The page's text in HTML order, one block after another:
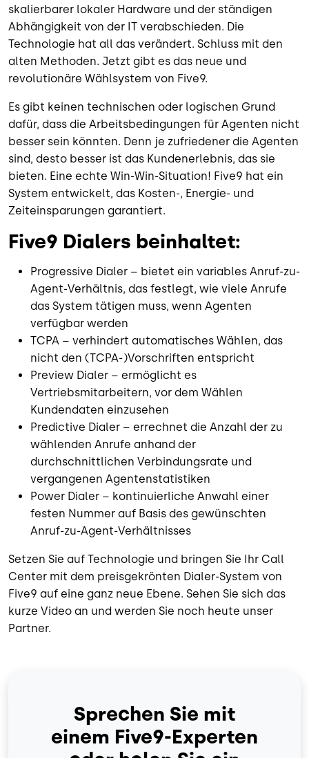
skalierbarer lokaler Hardware und der ständigen
Abhängigkeit von der IT verabschieden. Die
Technologie hat all das verändert. Schluss mit den
alten Methoden. Jetzt gibt es das neue und
revolutionäre Wählsystem von Five9.
Es gibt keinen technischen oder logischen Grund
dafür, dass die Arbeitsbedingungen für Agenten nicht
besser sein könnten. Denn je zufriedener die Agenten
sind, desto besser ist das Kundenerlebnis, das sie
bieten. Eine echte Win-Win-Situation! Five9 hat ein
System entwickelt, das Kosten-, Energie- und
Zeiteinsparungen garantiert.
Five9 Dialers beinhaltet:
Progressive Dialer – bietet ein variables Anruf-zu-
Agent-Verhältnis, das festlegt, wie viele Anrufe
das System tätigen muss, wenn Agenten
verfügbar werden
TCPA – verhindert automatisches Wählen, das
nicht den (TCPA-)Vorschriften entspricht
Preview Dialer – ermöglicht es
Vertriebsmitarbeitern, vor dem Wählen
Kundendaten einzusehen
Predictive Dialer – errechnet die Anzahl der zu
wählenden Anrufe anhand der
durchschnittlichen Verbindungsrate und
vergangenen Agentenstatistiken
Power Dialer – kontinuierliche Anwahl einer
festen Nummer auf Basis des gewünschten
Anruf-zu-Agent-Verhältnisses
Setzen Sie auf Technologie und bringen Sie Ihr Call
Center mit dem preisgekrönten Dialer-System von
Five9 auf eine ganz neue Ebene. Sehen Sie sich das
kurze Video an und werden Sie noch heute unser
Partner.
Sprechen Sie mit
einem Five9-Experten